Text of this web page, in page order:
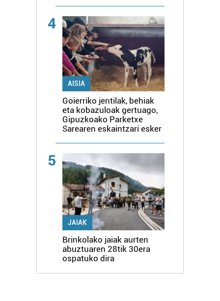
4
AISIA
Goierriko jentilak, behiak
eta kobazuloak gertuago,
Gipuzkoako Parketxe
Sarearen eskaintzari esker
5
JAIAK
Brinkolako jaiak aurten
abuztuaren 28tik 30era
ospatuko dira